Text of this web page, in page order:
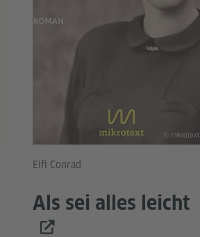
Elfi Conrad
Als sei alles leicht
© mikrotext